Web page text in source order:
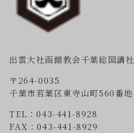
出雲大社函館教会千葉総国講社
〒264-0035
千葉市若葉区東寺山町560番地
TEL：043-441-8928
FAX：043-441-8929